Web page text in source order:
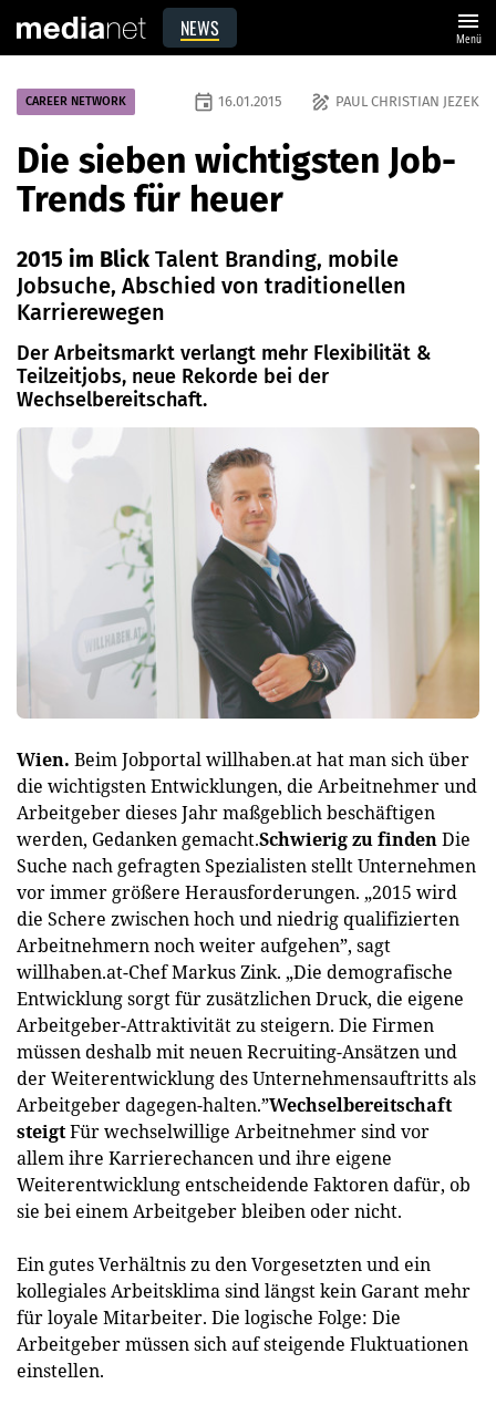
NEWS menu
Menü
CAREER NETWORK draw PAUL CHRISTIAN JEZEK
event 16.01.2015
Die sieben wichtigsten Job-
Trends für heuer
2015 im Blick Talent Branding, mobile
Jobsuche, Abschied von traditionellen
Karrierewegen
Der Arbeitsmarkt verlangt mehr Flexibilität &
Teilzeitjobs, neue Rekorde bei der
Wechselbereitschaft.
Wien. Beim Jobportal willhaben.at hat man sich über
die wichtigsten Entwicklungen, die Arbeitnehmer und
Arbeitgeber dieses Jahr maßgeblich beschäftigen
werden, Gedanken gemacht.Schwierig zu findenDie
Suche nach gefragten Spezialisten stellt Unternehmen
vor immer größere Herausforderungen. „2015 wird
die Schere zwischen hoch und niedrig qualifizierten
Arbeitnehmern noch weiter aufgehen”, sagt
willhaben.at-Chef Markus Zink. „Die demografische
Entwicklung sorgt für zusätzlichen Druck, die eigene
Arbeitgeber-Attraktivität zu steigern. Die Firmen
müssen deshalb mit neuen Recruiting-Ansätzen und
der Weiterentwicklung des Unternehmensauftritts als
Arbeitgeber dagegen-halten.”Wechselbereitschaft
steigtFür wechselwillige Arbeitnehmer sind vor
allem ihre Karrierechancen und ihre eigene
Weiterentwicklung entscheidende Faktoren dafür, ob
sie bei einem Arbeitgeber bleiben oder nicht.
Ein gutes Verhältnis zu den Vorgesetzten und ein
kollegiales Arbeitsklima sind längst kein Garant mehr
für loyale Mitarbeiter. Die logische Folge: Die
Arbeitgeber müssen sich auf steigende Fluktuationen
einstellen.